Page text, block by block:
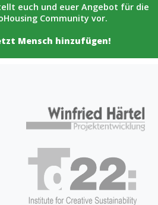
euch und euer Angebot für die
Community vor.
Mensch hinzufügen!